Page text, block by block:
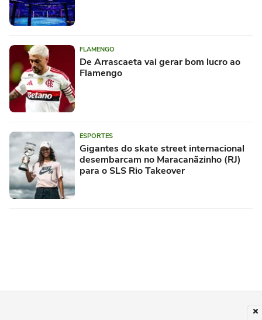
FLAMENGO
De Arrascaeta vai gerar bom lucro ao
Flamengo
ESPORTES
Gigantes do skate street internacional
desembarcam no Maracanãzinho (RJ)
para o SLS Rio Takeover